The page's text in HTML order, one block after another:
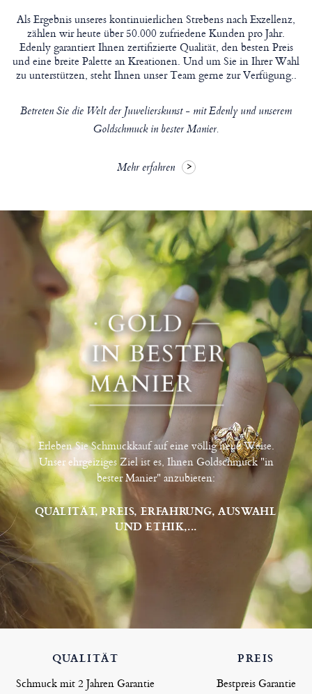
Als Ergebnis unseres kontinuierlichen Strebens nach Exzellenz,
zählen wir heute über 50.000 zufriedene Kunden pro Jahr.
Edenly garantiert Ihnen zertifizierte Qualität, den besten Preis
und eine breite Palette an Kreationen. Und um Sie in Ihrer Wahl
zu unterstützen, steht Ihnen unser Team gerne zur Verfügung..
Betreten Sie die Welt der Juwelierskunst - mit Edenly und unserem
Goldschmuck in bester Manier.
Mehr erfahren
Erleben Sie Schmuckkauf auf eine völlig neue Weise.
Unser ehrgeiziges Ziel ist es, Ihnen Goldschmuck "in
bester Manier" anzubieten:
QUALITÄT, PREIS, ERFAHRUNG, AUSWAHL
UND ETHIK,...
QUALITÄT
Schmuck mit 2 Jahren Garantie
PREIS
Bestpreis Garantie